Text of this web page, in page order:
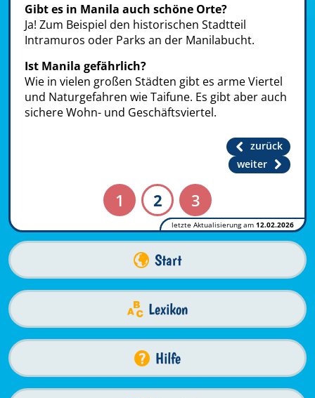
Gibt es in Manila auch schöne Orte?
Ja! Zum Beispiel den historischen Stadtteil
Intramuros oder Parks an der Manilabucht.
Ist Manila gefährlich?
Wie in vielen großen Städten gibt es arme Viertel
und Naturgefahren wie Taifune. Es gibt aber auch
sichere Wohn- und Geschäftsviertel.
zurück
weiter
1 2 3
letzte Aktualisierung am 12.02.2026
Start
Lexikon
Hilfe